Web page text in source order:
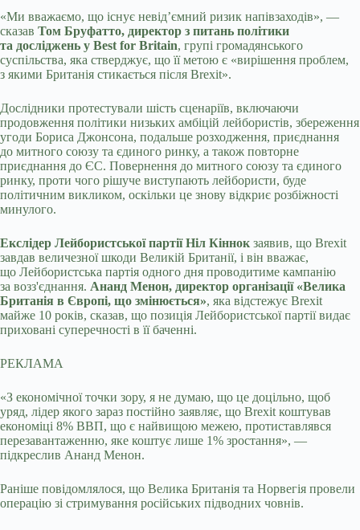
«Ми вважаємо, що існує невід’ємний ризик напівзаходів», —
сказав Том Бруфатто, директор з питань політики
та досліджень у Best for Britain, групі громадянського
суспільства, яка стверджує, що її метою є «вирішення проблем,
з якими Британія стикається після Brexit».
Дослідники протестували шість сценаріїв, включаючи
продовження політики низьких амбіцій лейбористів, збереження
угоди Бориса Джонсона, подальше розходження, приєднання
до митного союзу та єдиного ринку, а також повторне
приєднання до ЄС. Повернення до митного союзу та єдиного
ринку, проти чого рішуче виступають лейбористи, буде
політичним викликом, оскільки це знову відкриє розбіжності
минулого.
Екслідер Лейбористської партії Ніл Кіннок заявив, що Brexit
завдав величезної шкоди Великій Британії, і він вважає,
що Лейбористська партія одного дня проводитиме кампанію
за возз'єднання. Ананд Менон, директор організації «Велика
Британія в Європі, що змінюється», яка відстежує Brexit
майже 10 років, сказав, що позиція Лейбористської партії видає
приховані суперечності в її баченні.
РЕКЛАМА
«З економічної точки зору, я не думаю, що це доцільно, щоб
уряд, лідер якого зараз постійно заявляє, що Brexit коштував
економіці 8% ВВП, що є найвищою межею, протиставлявся
перезавантаженню, яке коштує лише 1% зростання», —
підкреслив Ананд Менон.
Раніше повідомлялося, що Велика Британія та Норвегія провели
операцію зі стримування російських підводних човнів.